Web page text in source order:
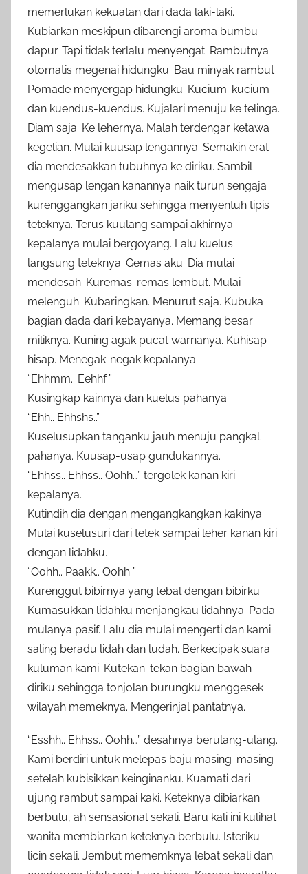
memerlukan kekuatan dari dada laki-laki.
Kubiarkan meskipun dibarengi aroma bumbu
dapur. Tapi tidak terlalu menyengat. Rambutnya
otomatis megenai hidungku. Bau minyak rambut
Pomade menyergap hidungku. Kucium-kucium
dan kuendus-kuendus. Kujalari menuju ke telinga.
Diam saja. Ke lehernya. Malah terdengar ketawa
kegelian. Mulai kuusap lengannya. Semakin erat
dia mendesakkan tubuhnya ke diriku. Sambil
mengusap lengan kanannya naik turun sengaja
kurenggangkan jariku sehingga menyentuh tipis
teteknya. Terus kuulang sampai akhirnya
kepalanya mulai bergoyang. Lalu kuelus
langsung teteknya. Gemas aku. Dia mulai
mendesah. Kuremas-remas lembut. Mulai
melenguh. Kubaringkan. Menurut saja. Kubuka
bagian dada dari kebayanya. Memang besar
miliknya. Kuning agak pucat warnanya. Kuhisap-
hisap. Menegak-negak kepalanya.
“Ehhmm.. Eehhf..”
Kusingkap kainnya dan kuelus pahanya.
“Ehh.. Ehhshs..”
Kuselusupkan tanganku jauh menuju pangkal
pahanya. Kuusap-usap gundukannya.
“Ehhss.. Ehhss.. Oohh…” tergolek kanan kiri
kepalanya.
Kutindih dia dengan mengangkangkan kakinya.
Mulai kuselusuri dari tetek sampai leher kanan kiri
dengan lidahku.
“Oohh.. Paakk.. Oohh..”
Kurenggut bibirnya yang tebal dengan bibirku.
Kumasukkan lidahku menjangkau lidahnya. Pada
mulanya pasif. Lalu dia mulai mengerti dan kami
saling beradu lidah dan ludah. Berkecipak suara
kuluman kami. Kutekan-tekan bagian bawah
diriku sehingga tonjolan burungku menggesek
wilayah memeknya. Mengerinjal pantatnya.
“Esshh.. Ehhss.. Oohh…” desahnya berulang-ulang.
Kami berdiri untuk melepas baju masing-masing
setelah kubisikkan keinginanku. Kuamati dari
ujung rambut sampai kaki. Keteknya dibiarkan
berbulu, ah sensasional sekali. Baru kali ini kulihat
wanita membiarkan keteknya berbulu. Isteriku
licin sekali. Jembut mememknya lebat sekali dan